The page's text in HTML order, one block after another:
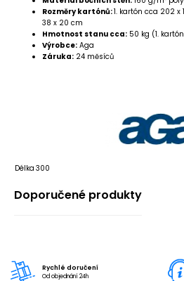
Rozměry kartónů:1. kartón cca 202 x
38 x 20 cm
Hmotnost stanu cca: 50 kg (1.
Výrobce: Aga
Záruka: 24 měsíců
Délka 300
Doporučené produkty
Rychlé doručení
Od objednání 24h